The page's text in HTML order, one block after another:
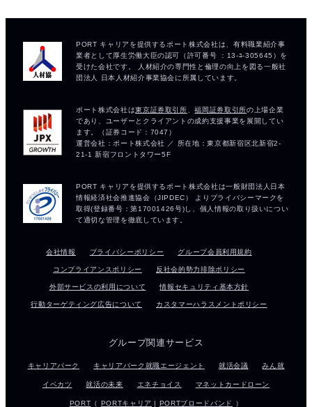
会社情報 プライバシーポリシー グループ会員利用規約
コンプライアンスポリシー 反社会的勢力排除ポリシー
外部サービスの利用について 情報セキュリティ基本方針
行動ターゲティング広告について カスタマーハラスメントポリシー